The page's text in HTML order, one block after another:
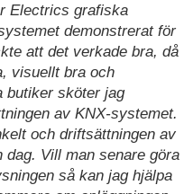
Electrics grafiska
demonstrerat för
att det verkade bra, då
visuellt bra och
butiker sköter jag
av KNX-systemet.
och driftsättningen av
dag. Vill man senare göra
så kan jag hjälpa